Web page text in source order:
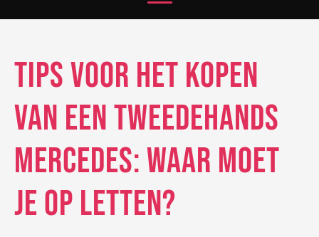
Tips voor het kopen
van een tweedehands
Mercedes: waar moet
je op letten?